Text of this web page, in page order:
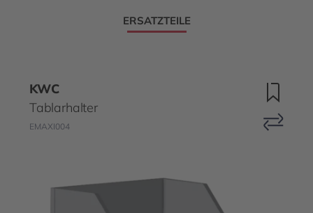
ERSATZTEILE
KWC
Tablarhalter
EMAXI004